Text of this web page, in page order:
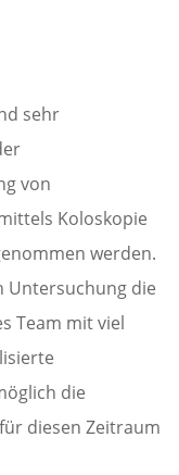
sehr
von
Koloskopie
werden.
Untersuchung die
Team mit viel
die
diesen Zeitraum